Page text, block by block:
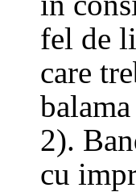
fel de
care
2).
cu